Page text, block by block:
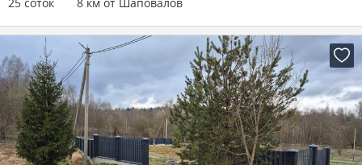
25 соток 8 км от Шаповалов